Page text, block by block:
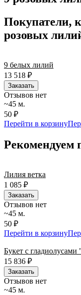
минут или день в
вручить подарок ко
точность до минуты.
Покупатели,
розовых
9 белых лилий
13 518 ₽
Заказать
Отзывов нет
~45 м.
50 ₽
Перейти в корзину
Рекомендуем
Лилия ветка
1 085 ₽
Заказать
Отзывов нет
~45 м.
50 ₽
Перейти в корзину
Букет с
15 836 ₽
Заказать
Отзывов нет
~45 м.